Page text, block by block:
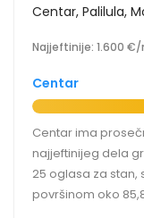
Centar, Palilula,
Najjeftinije: 1.600 €/
Centar
Centar ima
najjeftinijeg dela
25 oglasa za stan,
površinom oko